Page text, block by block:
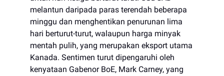
melantun daripada paras terendah beberapa
minggu dan menghentikan penurunan lima
hari berturut-turut, walaupun harga minyak
mentah pulih, yang merupakan eksport utama
Kanada. Sentimen turut dipengaruhi oleh
kenyataan Gabenor BoE, Mark Carney, yang